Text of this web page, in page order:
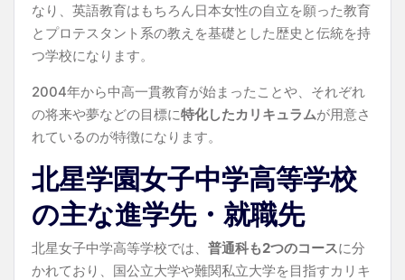
なり、英語教育はもちろん日本女性の自立を願った教育
とプロテスタント系の教えを基礎とした歴史と伝統を持
つ学校になります。
2004年から中高一貫教育が始まったことや、それぞれ
の将来や夢などの目標に特化したカリキュラムが用意さ
れているのが特徴になります。
北星学園女子中学高等学校
の主な進学先・就職先
北星女子中学高等学校では、 普通科も2つのコースに分
かれており、国公立大学や難関私立大学を目指すカリキ